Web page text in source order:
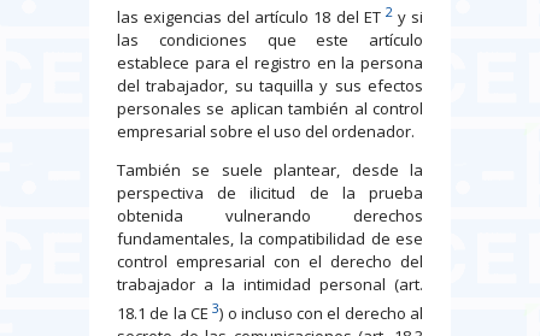
las exigencias del artículo 18 del ET 2y si
las condiciones que este artículo
establece para el registro en la persona
del trabajador, su taquilla y sus efectos
personales se aplican también al control
empresarial sobre el uso del ordenador.
También se suele plantear, desde la
perspectiva de ilicitud de la prueba
obtenida vulnerando derechos
fundamentales, la compatibilidad de ese
control empresarial con el derecho del
trabajador a la intimidad personal (art.
18.1 de la CE3) o incluso con el derecho al